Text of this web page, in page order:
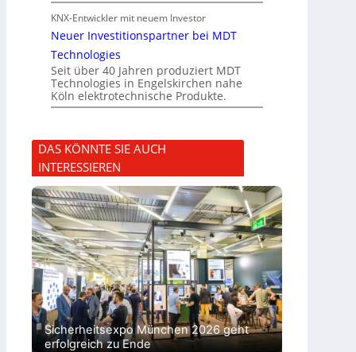
KNX-Entwickler mit neuem Investor
Neuer Investitionspartner bei MDT
Technologies
Seit über 40 Jahren produziert MDT
Technologies in Engelskirchen nahe
Köln elektrotechnische Produkte.
DAS KÖNNTE SIE AUCH
INTERESSIEREN
Sicherheitsexpo München 2026 geht
erfolgreich zu Ende